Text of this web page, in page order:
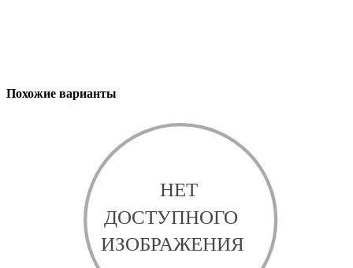
Похожие варианты